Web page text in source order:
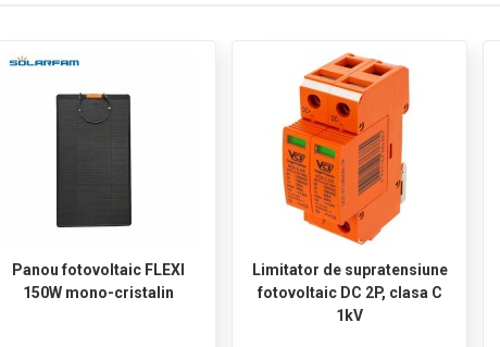
Panou fotovoltaic FLEXI
150W mono-cristalin
Limitator de supratensiune
fotovoltaic DC 2P, clasa C
1kV